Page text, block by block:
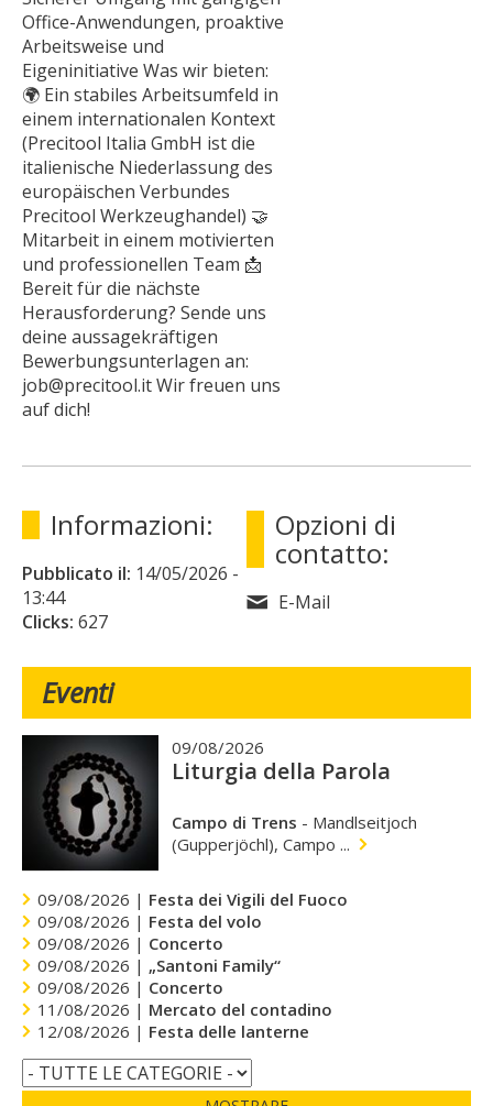
Office-Anwendungen, proaktive
Arbeitsweise und
Eigeninitiative Was wir bieten:
🌍 Ein stabiles Arbeitsumfeld in
einem internationalen Kontext
(Precitool Italia GmbH ist die
italienische Niederlassung des
europäischen Verbundes
Precitool Werkzeughandel) 🤝
Mitarbeit in einem motivierten
und professionellen Team 📩
Bereit für die nächste
Herausforderung? Sende uns
deine aussagekräftigen
Bewerbungsunterlagen an:
job@precitool.it Wir freuen uns
auf dich!
Informazioni:
Pubblicato il: 14/05/2026 -
13:44
Clicks: 627
Opzioni di
contatto:
E-Mail
Eventi
09/08/2026
Liturgia della Parola
Campo di Trens - Mandlseitjoch
(Gupperjöchl), Campo ...
09/08/2026 | Festa dei Vigili del Fuoco
09/08/2026 | Festa del volo
09/08/2026 | Concerto
09/08/2026 | „Santoni Family“
09/08/2026 | Concerto
11/08/2026 | Mercato del contadino
12/08/2026 | Festa delle lanterne